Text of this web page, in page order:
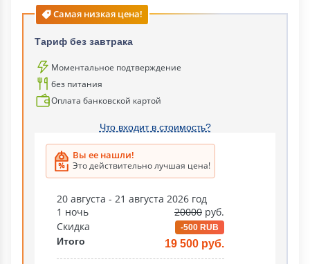
Самая низкая цена!
Тариф без завтрака
Моментальное подтверждение
без питания
Оплата банковской картой
Что входит в стоимость?
Вы ее нашли!
Это действительно лучшая цена!
20 августа - 21 августа 2026 год
1 ночь
20000 руб.
Скидка
-500 RUB
Итого 19 500 руб.